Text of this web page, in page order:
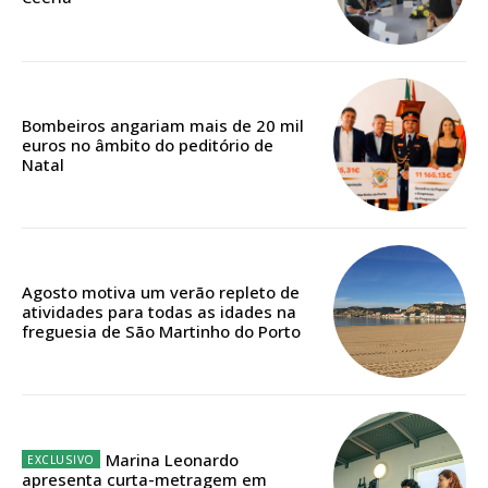
Edição em papel entregue à Quinta-feira em sua
casa
Acesso ao conteúdo online
Acesso aos conteúdos Exclusivos para
Escolha o plano
DIGITAL ANUAL
Bombeiros angariam mais de 20 mil
euros no âmbito do peditório de
Natal
Agosto motiva um verão repleto de
atividades para todas as idades na
freguesia de São Martinho do Porto
Marina Leonardo
apresenta curta-metragem em